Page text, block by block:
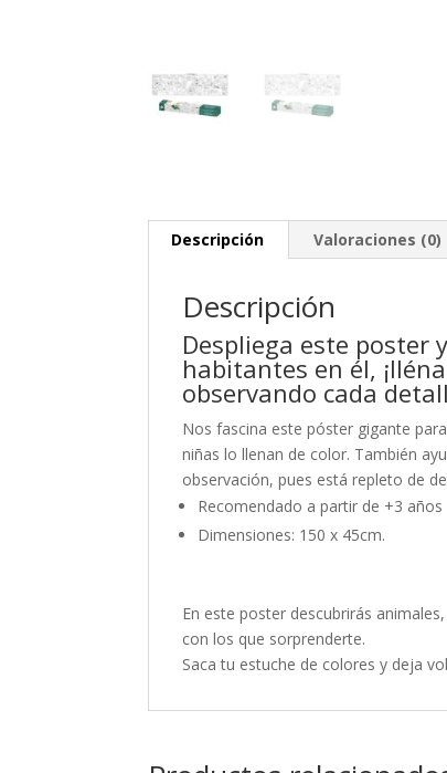
Descripción Valoraciones (0)
Descripción
Despliega este poster
habitantes en él,
observando cada
Nos fascina este póster gigante
niñas lo llenan de color. También
observación, pues está repleto de
Recomendado a partir de +3 años
Dimensiones: 150 x 45cm.
En este poster descubrirás
con los que sorprenderte.
Saca tu estuche de colores y deja